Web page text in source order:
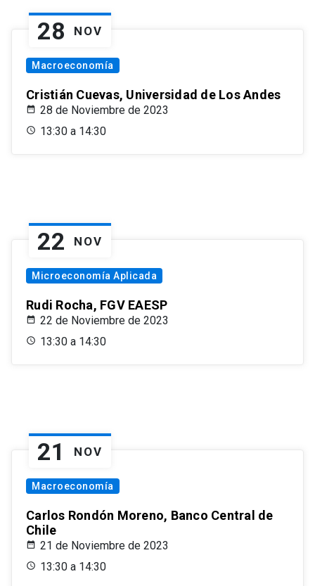
28 NOV
Macroeconomía
Cristián Cuevas, Universidad de Los Andes
28 de Noviembre de 2023
13:30 a 14:30
22 NOV
Microeconomía Aplicada
Rudi Rocha, FGV EAESP
22 de Noviembre de 2023
13:30 a 14:30
21 NOV
Macroeconomía
Carlos Rondón Moreno, Banco Central de
Chile
21 de Noviembre de 2023
13:30 a 14:30